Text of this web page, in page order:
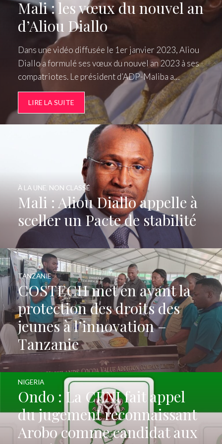
Mali : les vœux du nouvel an
d’Aliou Diallo
Dans une vidéo diffusée le 1er janvier 2023, Aliou
Diallo a formulé ses vœux du nouvel an 2023 à ses
compatriotes. Le président d’ADP-Maliba a…
LIRE LA SUITE
Mali : Aliou Diallo appelle à
sceller un Pacte de stabilité
À LA UNE, NON CLASSÉ
COSTECH met en avant la
protection des droits des
jeunes à l’innovation –
Tanzanie
TANZANIE
Ondo : La CENI fait appel
du jugement reconnaissant
Arobo comme candidat aux
NIGERIA